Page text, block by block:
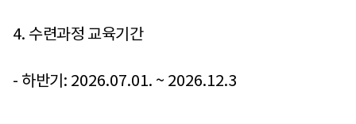
4. 수련과정 교육기간
- 하반기 : 2026.07.01. ~ 2026.12.3